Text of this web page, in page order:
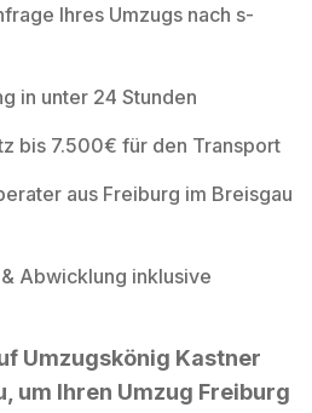
Ihres Umzugs nach s-
in unter 24 Stunden
bis 7.500€ für den Transport
aus Freiburg im Breisgau
Abwicklung inklusive
Umzugskönig Kastner
um Ihren Umzug Freiburg